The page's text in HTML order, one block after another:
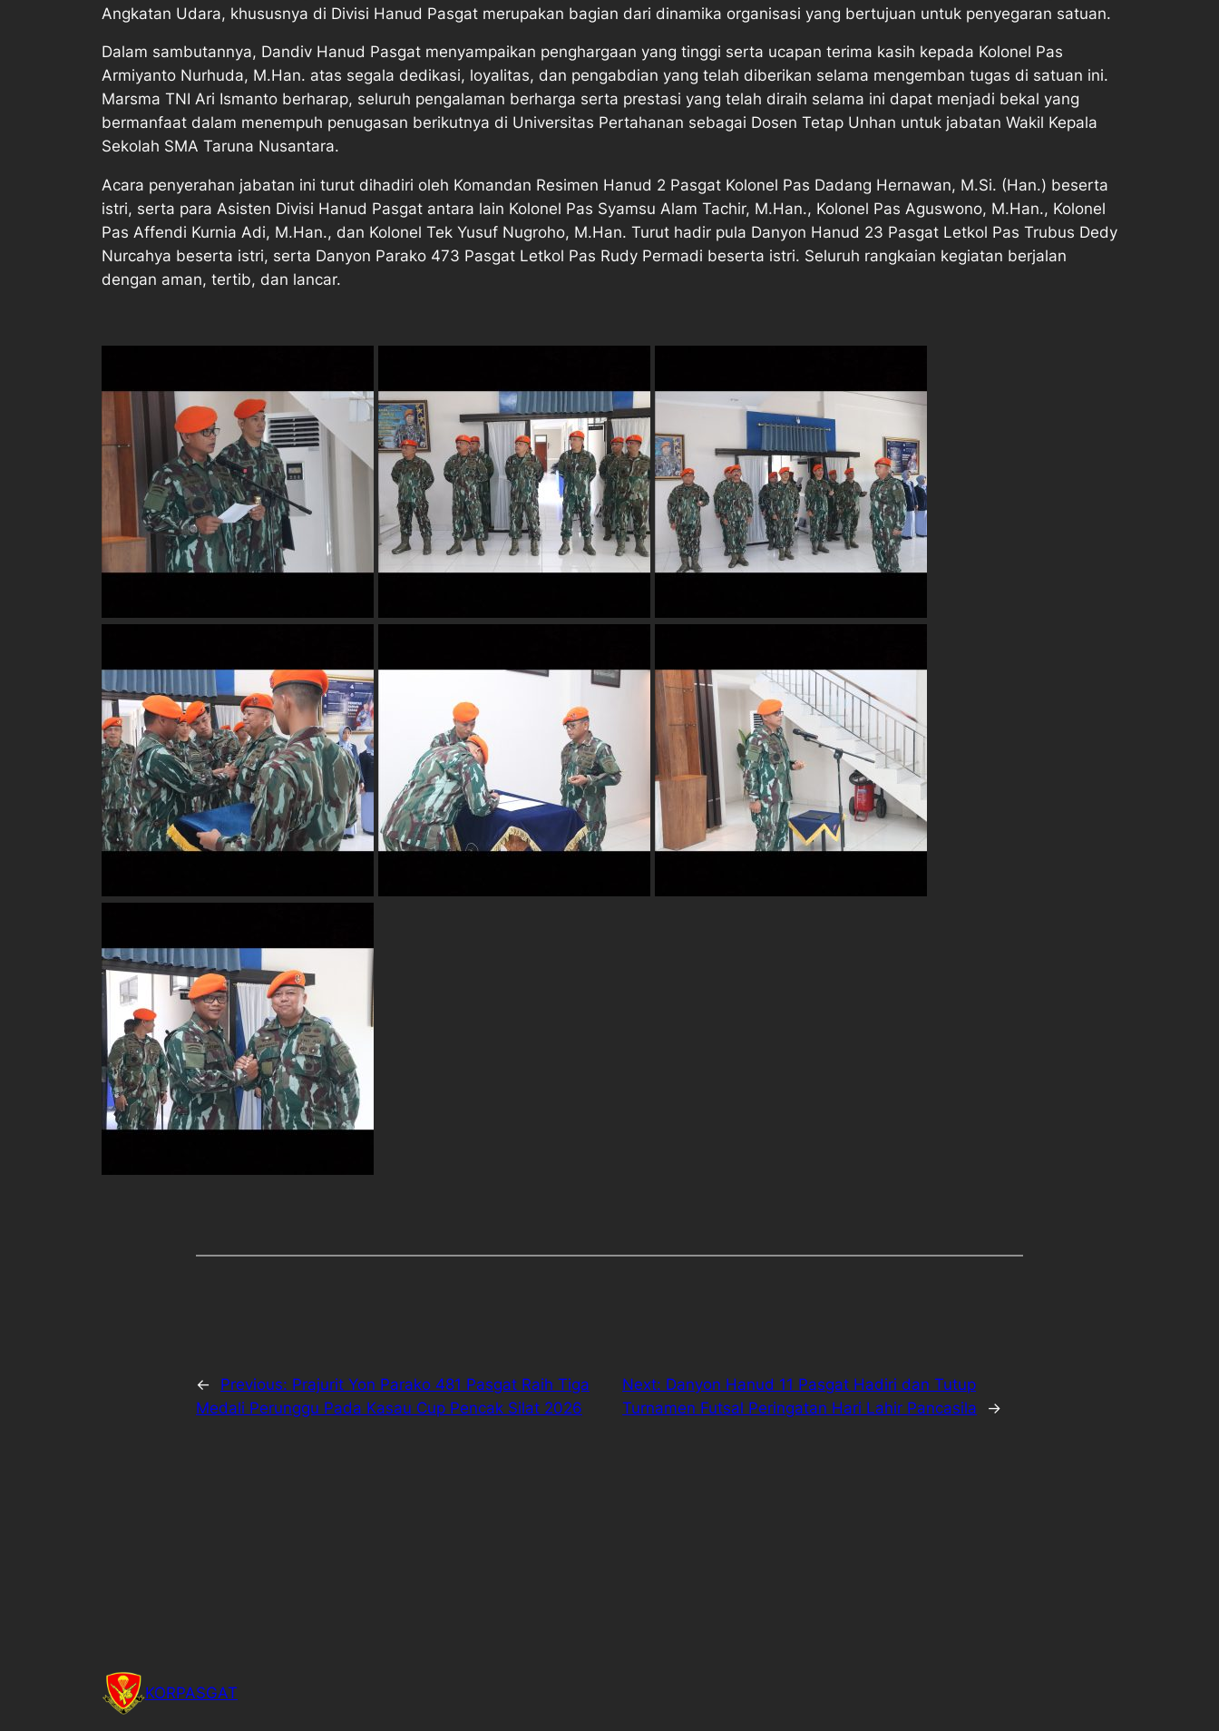
Angkatan Udara, khususnya di Divisi Hanud Pasgat merupakan bagian dari dinamika organisasi yang bertujuan untuk penyegaran satuan.
Dalam sambutannya, Dandiv Hanud Pasgat menyampaikan penghargaan yang tinggi serta ucapan terima kasih kepada Kolonel Pas
Armiyanto Nurhuda, M.Han. atas segala dedikasi, loyalitas, dan pengabdian yang telah diberikan selama mengemban tugas di satuan ini.
Marsma TNI Ari Ismanto berharap, seluruh pengalaman berharga serta prestasi yang telah diraih selama ini dapat menjadi bekal yang
bermanfaat dalam menempuh penugasan berikutnya di Universitas Pertahanan sebagai Dosen Tetap Unhan untuk jabatan Wakil Kepala
Sekolah SMA Taruna Nusantara.
Acara penyerahan jabatan ini turut dihadiri oleh Komandan Resimen Hanud 2 Pasgat Kolonel Pas Dadang Hernawan, M.Si. (Han.) beserta
istri, serta para Asisten Divisi Hanud Pasgat antara lain Kolonel Pas Syamsu Alam Tachir, M.Han., Kolonel Pas Aguswono, M.Han., Kolonel
Pas Affendi Kurnia Adi, M.Han., dan Kolonel Tek Yusuf Nugroho, M.Han. Turut hadir pula Danyon Hanud 23 Pasgat Letkol Pas Trubus Dedy
Nurcahya beserta istri, serta Danyon Parako 473 Pasgat Letkol Pas Rudy Permadi beserta istri. Seluruh rangkaian kegiatan berjalan
dengan aman, tertib, dan lancar.
← Previous: Prajurit Yon Parako 481 Pasgat Raih Tiga
Medali Perunggu Pada Kasau Cup Pencak Silat 2026
Next: Danyon Hanud 11 Pasgat Hadiri dan Tutup
Turnamen Futsal Peringatan Hari Lahir Pancasila
→
KORPASGAT